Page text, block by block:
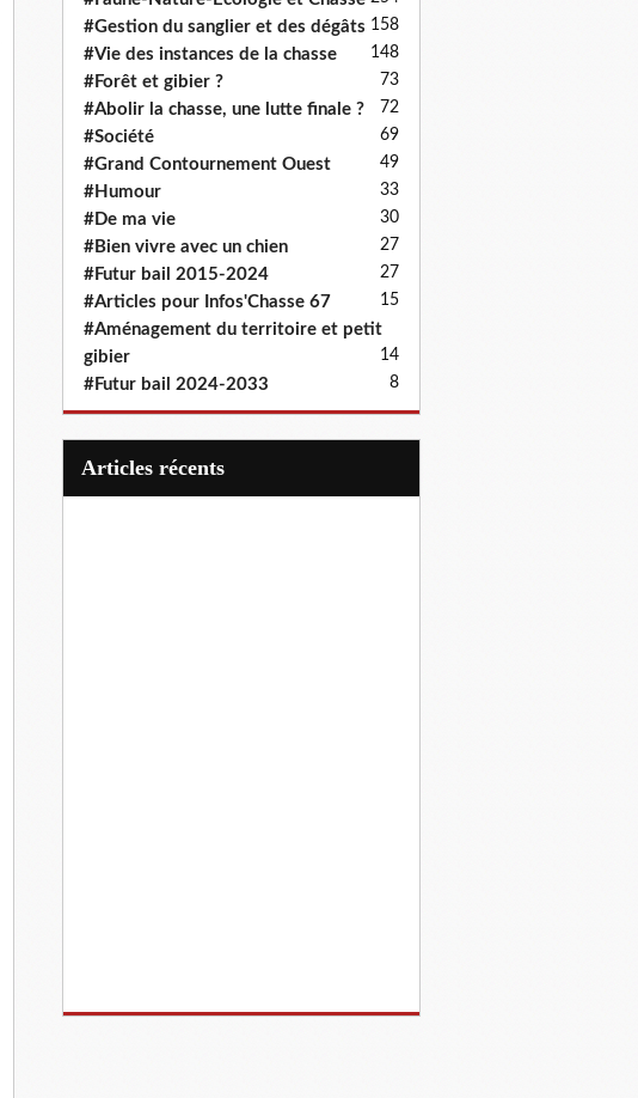
#Gestion du sanglier et des dégâts 158
#Vie des instances de la chasse 148
#Forêt et gibier ? 73
#Abolir la chasse, une lutte finale ? 72
#Société 69
#Grand Contournement Ouest 49
#Humour 33
#De ma vie 30
#Bien vivre avec un chien 27
#Futur bail 2015-2024 27
#Articles pour Infos'Chasse 67 15
#Aménagement du territoire et petit
gibier
14
#Futur bail 2024-2033 8
articles récents